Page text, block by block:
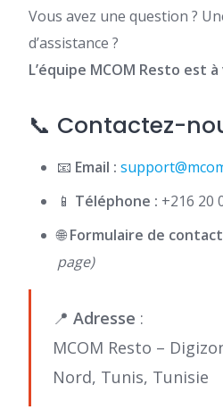
Vous avez une question ?
d’assistance ?
L’équipe MCOM Resto est
📞 Contactez-
📧 Email :
📱 Téléphone : +216 20
🌐Formulaire de
page)
📍 Adresse :
MCOM Resto –
Nord, Tunis, Tunisie